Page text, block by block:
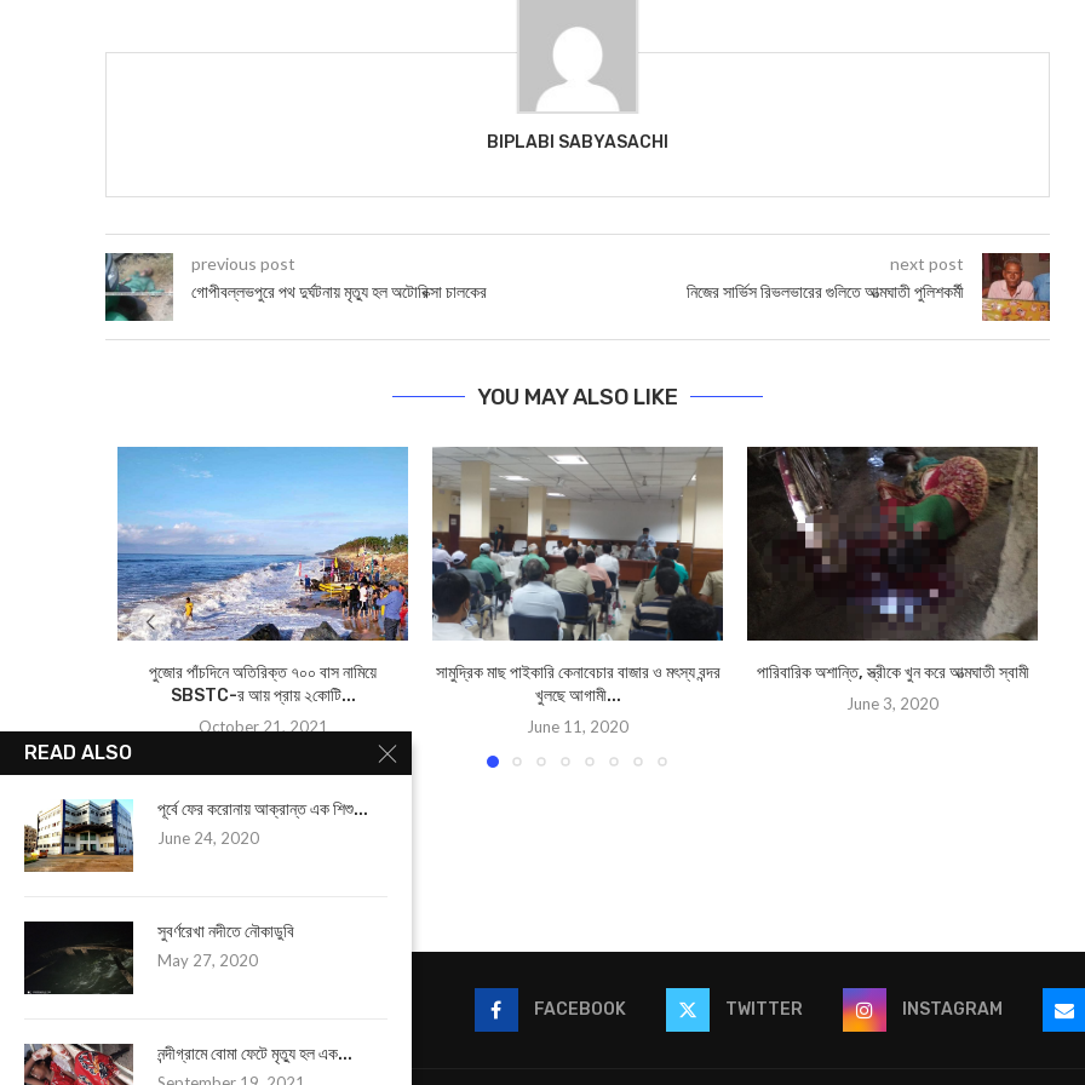
BIPLABI SABYASACHI
previous post
গোপীবল্লভপুরে পথ দুর্ঘটনায় মৃত্যু হল অটোরিক্সা চালকের
next post
নিজের সার্ভিস রিভলভারের গুলিতে আত্মঘাতী পুলিশকর্মী
YOU MAY ALSO LIKE
পুজোর পাঁচদিনে অতিরিক্ত ৭০০ বাস নামিয়ে
SBSTC-র আয় প্রায় ২কোটি...
October 21, 2021
সামুদ্রিক মাছ পাইকারি কেনাবেচার বাজার ও মৎস্য বন্দর
খুলছে আগামী...
June 11, 2020
পারিবারিক অশান্তি, স্ত্রীকে খুন করে আত্মঘাতী স্বামী
June 3, 2020
FACEBOOK TWITTER INSTAGRAM
READ ALSO
পূর্বে ফের করোনায় আক্রান্ত এক শিশু...
June 24, 2020
সুবর্ণরেখা নদীতে নৌকাডুবি
May 27, 2020
নন্দীগ্রামে বোমা ফেটে মৃত্যু হল এক...